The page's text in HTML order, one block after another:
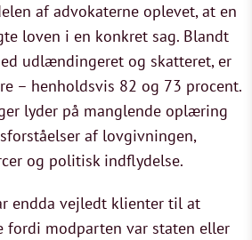
af advokaterne oplevet, at en
loven i en konkret sag. Blandt
udlændingeret og skatteret, er
– henholdsvis 82 og 73 procent.
lyder på manglende oplæring
af lovgivningen,
og politisk indflydelse.
endda vejledt klienter til at
fordi modparten var staten eller